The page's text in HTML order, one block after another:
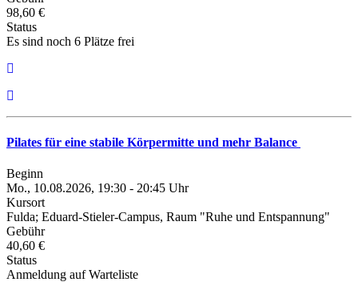
98,60 €
Status
Es sind noch 6 Plätze frei
Pilates für eine stabile Körpermitte und mehr Balance
Beginn
Mo., 10.08.2026, 19:30 - 20:45 Uhr
Kursort
Fulda; Eduard-Stieler-Campus, Raum "Ruhe und Entspannung"
Gebühr
40,60 €
Status
Anmeldung auf Warteliste